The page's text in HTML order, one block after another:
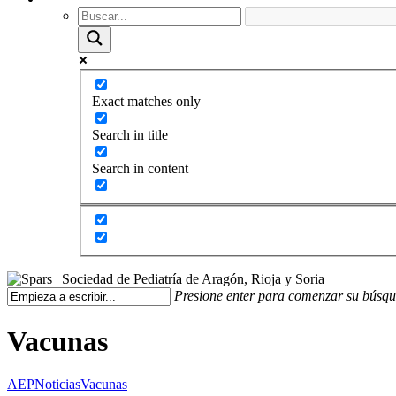
Exact matches only
Search in title
Search in content
Presione enter para comenzar su
Vacunas
AEPNoticiasVacunas